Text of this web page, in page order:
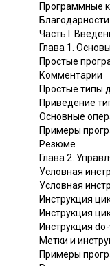
Программные
Благодарности
Часть I.
Глава 1.
Простые
Комментарии
Простые типы
Приведение
Основные
Примеры
Резюме
Глава 2.
Условная
Условная
Инструкция
Инструкция
Инструкция
Метки и
Примеры